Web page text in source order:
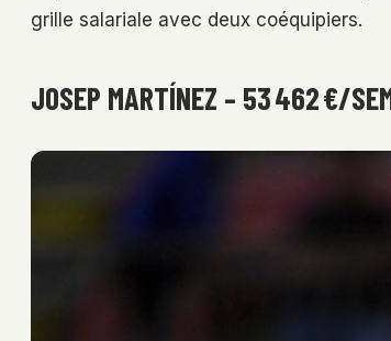
grille salariale avec deux coéquipiers.
JOSEP MARTÍNEZ – 53 462 €/